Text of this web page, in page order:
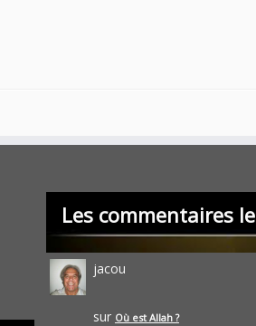
Les commentaires
jacou
sur Où est Allah ?